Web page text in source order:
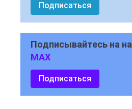
Подписаться
Подписывайтесь на
MAX
Подписаться